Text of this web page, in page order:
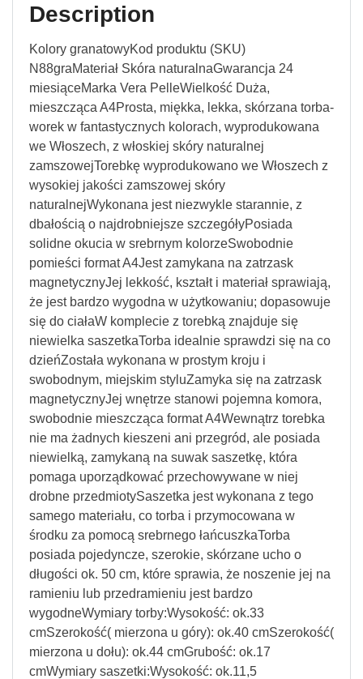
Description
Kolory granatowyKod produktu (SKU)
N88graMateriał Skóra naturalnaGwarancja 24
miesiąceMarka Vera PelleWielkość Duża,
mieszcząca A4Prosta, miękka, lekka, skórzana torba-
worek w fantastycznych kolorach, wyprodukowana
we Włoszech, z włoskiej skóry naturalnej
zamszowejTorebkę wyprodukowano we Włoszech z
wysokiej jakości zamszowej skóry
naturalnejWykonana jest niezwykle starannie, z
dbałością o najdrobniejsze szczegółyPosiada
solidne okucia w srebrnym kolorzeSwobodnie
pomieści format A4Jest zamykana na zatrzask
magnetycznyJej lekkość, kształt i materiał sprawiają,
że jest bardzo wygodna w użytkowaniu; dopasowuje
się do ciałaW komplecie z torebką znajduje się
niewielka saszetkaTorba idealnie sprawdzi się na co
dzieńZostała wykonana w prostym kroju i
swobodnym, miejskim styluZamyka się na zatrzask
magnetycznyJej wnętrze stanowi pojemna komora,
swobodnie mieszcząca format A4Wewnątrz torebka
nie ma żadnych kieszeni ani przegród, ale posiada
niewielką, zamykaną na suwak saszetkę, która
pomaga uporządkować przechowywane w niej
drobne przedmiotySaszetka jest wykonana z tego
samego materiału, co torba i przymocowana w
środku za pomocą srebrnego łańcuszkaTorba
posiada pojedyncze, szerokie, skórzane ucho o
długości ok. 50 cm, które sprawia, że noszenie jej na
ramieniu lub przedramieniu jest bardzo
wygodneWymiary torby:Wysokość: ok.33
cmSzerokość( mierzona u góry): ok.40 cmSzerokość(
mierzona u dołu): ok.44 cmGrubość: ok.17
cmWymiary saszetki:Wysokość: ok.11,5